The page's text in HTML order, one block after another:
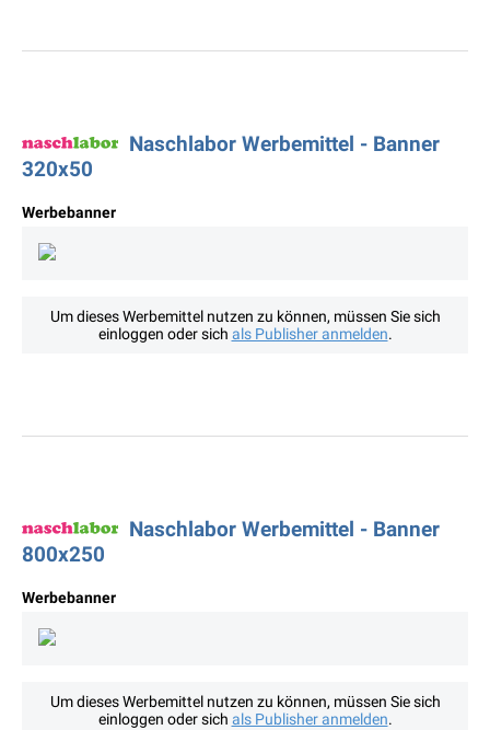
Naschlabor Werbemittel - Banner
320x50
Werbebanner
Um dieses Werbemittel nutzen zu können, müssen Sie sich
einloggen oder sich als Publisher anmelden.
Naschlabor Werbemittel - Banner
800x250
Werbebanner
Um dieses Werbemittel nutzen zu können, müssen Sie sich
einloggen oder sich als Publisher anmelden.